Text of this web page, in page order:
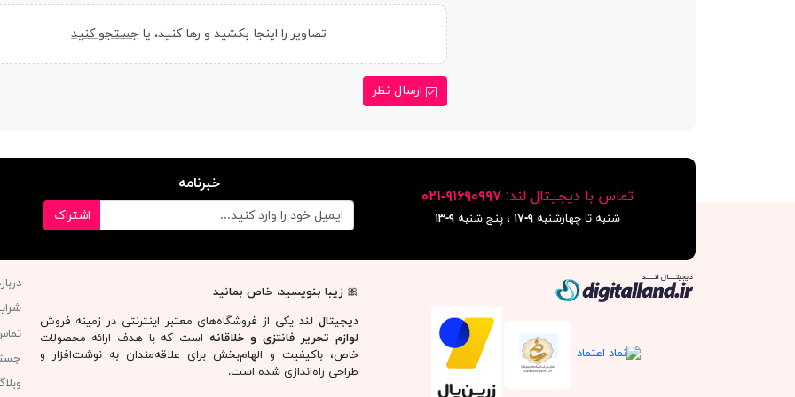
تصاویر را اینجا بکشید و رها کنید، یا جستجو کنید
ارسال نظر
تماس با دیجیتال لند: ٩١۶٩٠٩٩٧-٠٢١
شنبه تا چهارشنبه ۹-۱۷ ، پنج شنبه ۹-١٣
خبرنامه
اشتراک
🎀زیبا بنویسید، خاص بمانید
دیجیتال لند یکی از فروشگاه‌های معتبر اینترنتی در زمینه فروش
لوازم تحریر فانتزی و خلاقانه است که با هدف ارائه محصولات
خاص، باکیفیت و الهام‌بخش برای علاقه‌مندان به نوشت‌افزار و
طراحی راه‌اندازی شده است.